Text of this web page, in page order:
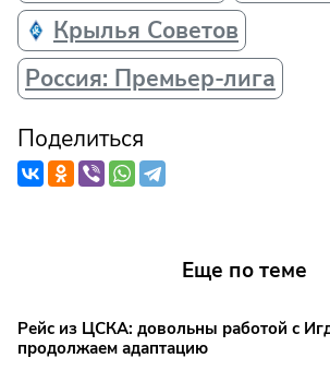
Крылья Советов
Россия: Премьер-лига
Поделиться
Еще по теме
Рейс из ЦСКА: довольны работой с
продолжаем адаптацию